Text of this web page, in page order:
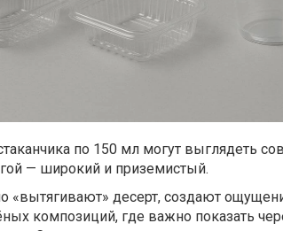
по 150 мл могут выглядеть
— широкий и приземистый.
«вытягивают» десерт, создают
композиций, где важно показать